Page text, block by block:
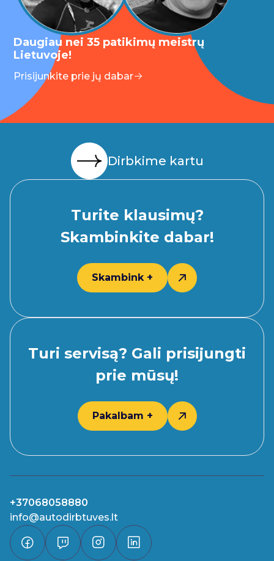
Daugiau nei 35 patikimų meistrų
Lietuvoje!
Prisijunkite prie jų dabar
Dirbkime kartu
Turite klausimų?
Skambinkite dabar!
Skambink +
Turi servisą? Gali prisijungti
prie mūsų!
Pakalbam +
+37068058880
info@autodirbtuves.lt